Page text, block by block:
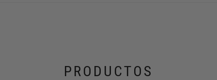
PRODUCTOS